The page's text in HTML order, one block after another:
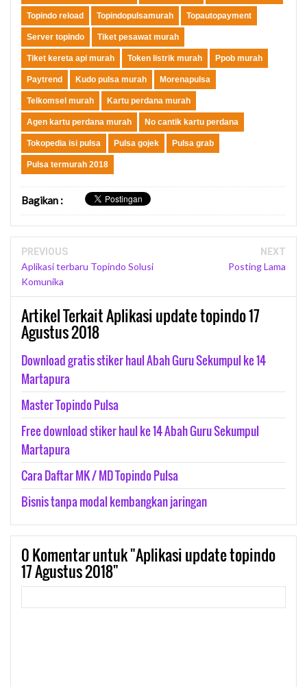
Topindo reload Topindopulsamurah Topautopayment
Server topindo Tiket pesawat murah
Tiket kereta api murah Token listrik murah Ppob murah
Paytrend Kudo pulsa murah Morenapulsa
Telkomsel murah Kartu perdana murah
Agen kartu perdana murah No cantik kartu perdana
Tokopedia isi pulsa Pulsa gojek Pulsa grab
Pulsa termurah 2018
Bagikan :
PREVIOUS
Aplikasi terbaru Topindo Solusi
Komunika
NEXT
Posting Lama
Artikel Terkait Aplikasi update topindo 17
Agustus 2018
Download gratis stiker haul Abah Guru Sekumpul ke 14
Martapura
Master Topindo Pulsa
Free download stiker haul ke 14 Abah Guru Sekumpul
Martapura
Cara Daftar MK / MD Topindo Pulsa
Bisnis tanpa modal kembangkan jaringan
0Komentar untuk "Aplikasi update topindo
17 Agustus 2018"